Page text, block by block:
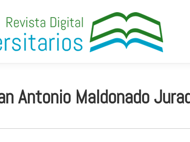
Antonio Maldonado